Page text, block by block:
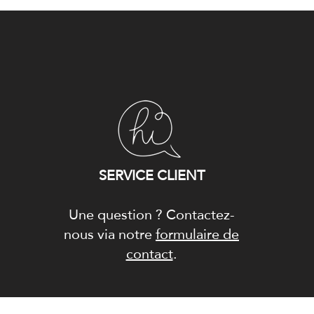
SERVICE CLIENT
Une question ? Contactez-
nous via notreformulaire de
contact.